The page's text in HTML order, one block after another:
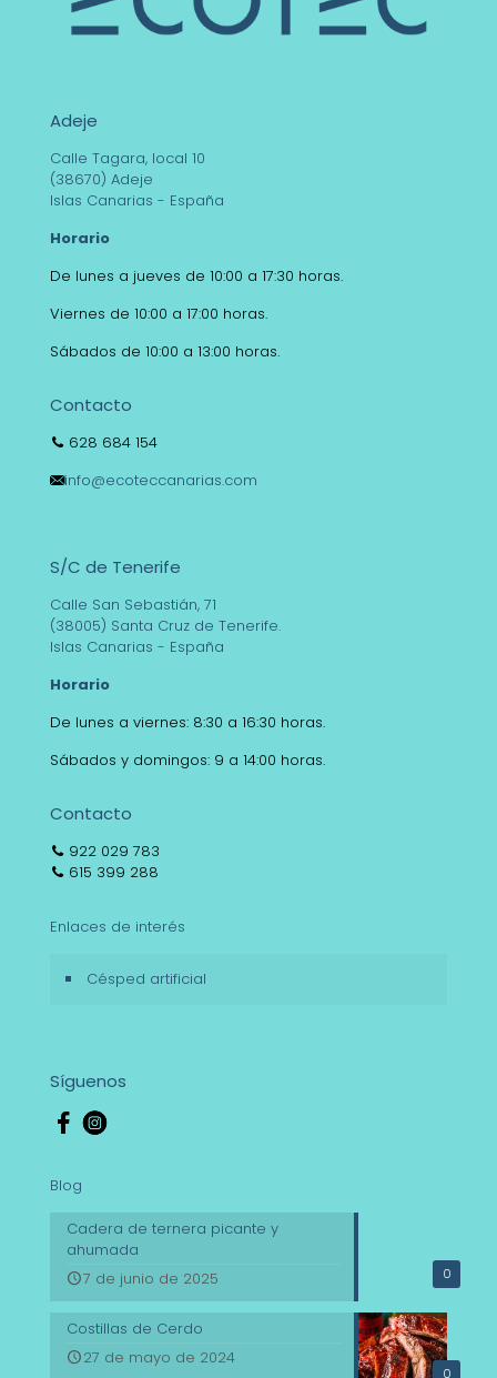
Adeje
Calle Tagara, local 10
(38670) Adeje
Islas Canarias - España
Horario
De lunes a jueves de 10:00 a 17:30 horas.
Viernes de 10:00 a 17:00 horas.
Sábados de 10:00 a 13:00 horas.
Contacto
628 684 154
info@ecoteccanarias.com
S/C de Tenerife
Calle San Sebastián, 71
(38005) Santa Cruz de Tenerife.
Islas Canarias - España
Horario
De lunes a viernes: 8:30 a 16:30 horas.
Sábados y domingos: 9 a 14:00 horas.
Contacto
922 029 783
615 399 288
Enlaces de interés
Césped artificial
Síguenos
Blog
0
Cadera de ternera picante y
ahumada
7 de junio de 2025
0
Costillas de Cerdo
27 de mayo de 2024